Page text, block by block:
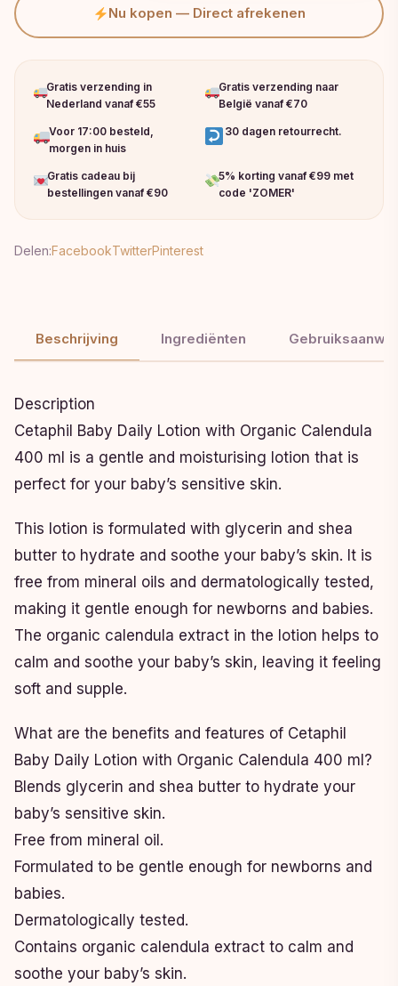
Nu kopen — Direct afrekenen
Gratis verzending in
Nederland vanaf €55
Gratis verzending naar
België vanaf €70
Voor 17:00 besteld,
morgen in huis
30 dagen retourrecht.
Gratis cadeau bij
bestellingen vanaf €90
5% korting vanaf €99 met
code 'ZOMER'
Delen:FacebookTwitterPinterest
Beschrijving Ingrediënten
Description
Cetaphil Baby Daily Lotion with Organic Calendula
400 ml is a gentle and moisturising lotion that is
perfect for your baby’s sensitive skin.
This lotion is formulated with glycerin and shea
butter to hydrate and soothe your baby’s skin. It is
free from mineral oils and dermatologically tested,
making it gentle enough for newborns and babies.
The organic calendula extract in the lotion helps to
calm and soothe your baby’s skin, leaving it feeling
soft and supple.
What are the benefits and features of Cetaphil
Baby Daily Lotion with Organic Calendula 400 ml?
Blends glycerin and shea butter to hydrate your
baby’s sensitive skin.
Free from mineral oil.
Formulated to be gentle enough for newborns and
babies.
Dermatologically tested.
Contains organic calendula extract to calm and
soothe your baby’s skin.